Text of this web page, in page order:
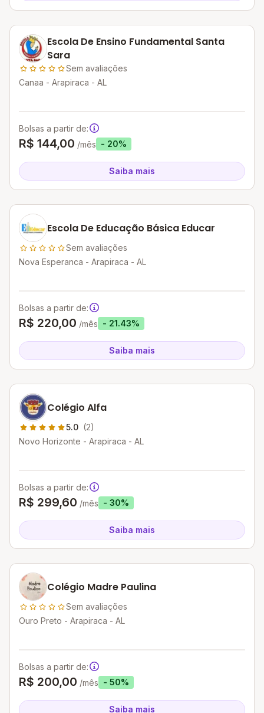
Escola De Ensino Fundamental Santa
Sara
Sem avaliações
Canaa - Arapiraca - AL
Bolsas a partir de:
R$ 144,00 /mês - 20%
Saiba mais
Escola De Educação Básica Educar
Sem avaliações
Nova Esperanca - Arapiraca - AL
Bolsas a partir de:
R$ 220,00 /mês - 21.43%
Saiba mais
Colégio Alfa
5.0 (2)
Novo Horizonte - Arapiraca - AL
Bolsas a partir de:
R$ 299,60 /mês - 30%
Saiba mais
Colégio Madre Paulina
Sem avaliações
Ouro Preto - Arapiraca - AL
Bolsas a partir de:
R$ 200,00 /mês - 50%
Saiba mais